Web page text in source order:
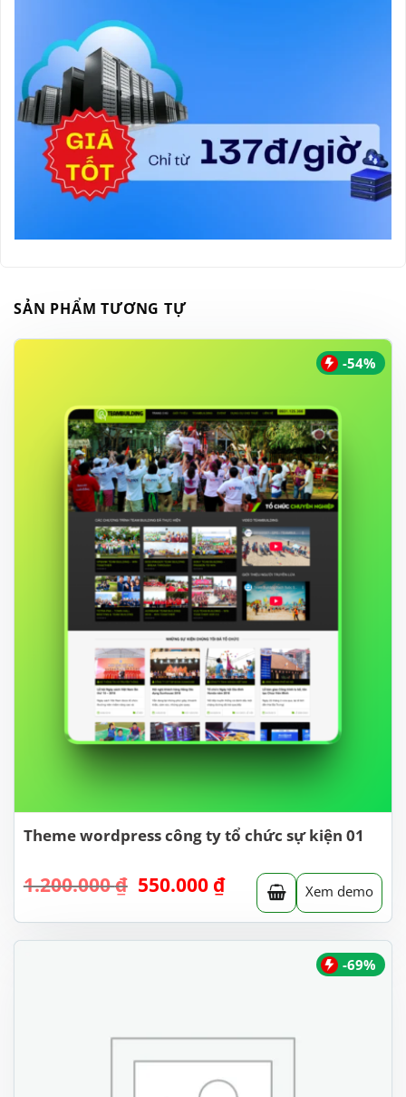
SẢN PHẨM TƯƠNG TỰ
-54%
Theme wordpress công ty tổ chức sự kiện 01
1.200.000₫ Giá
là:
1.200.000 ₫.
550.000 ₫Giá
hiện
tại
là:
Xem demo
-69%